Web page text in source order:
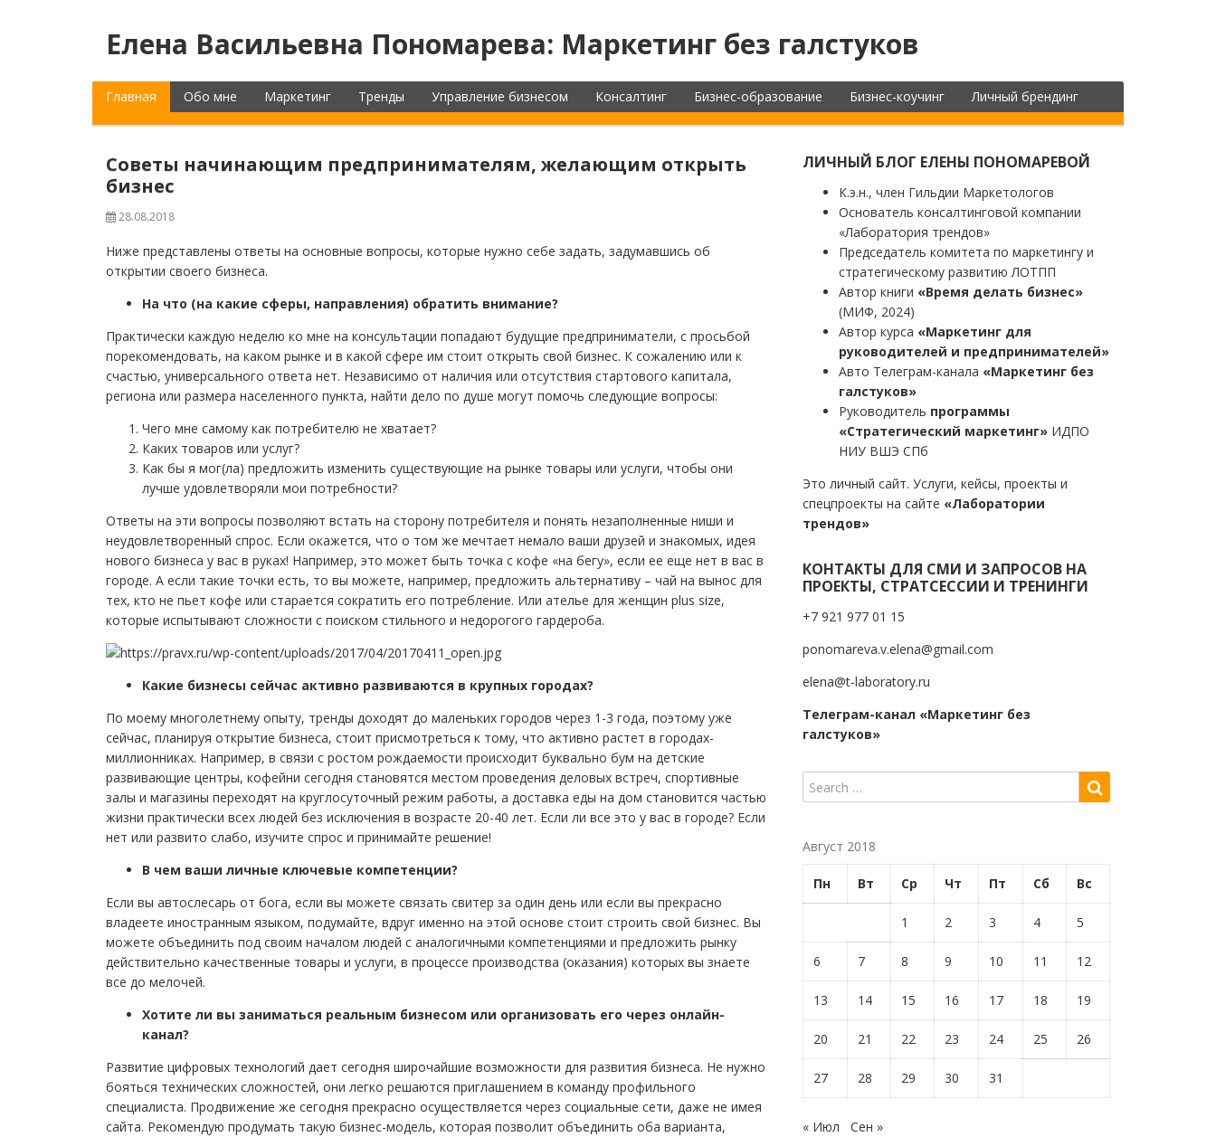
Елена Васильевна Пономарева: Маркетинг без галстуков
Главная Обо мне Маркетинг Тренды Управление бизнесом Консалтинг Бизнес-образование Бизнес-коучинг Личный брендинг
Советы начинающим предпринимателям, желающим открыть
бизнес
28.08.2018
Ниже представлены ответы на основные вопросы, которые нужно себе задать, задумавшись об
открытии своего бизнеса.
На что (на какие сферы, направления) обратить внимание?
Практически каждую неделю ко мне на консультации попадают будущие предприниматели, с просьбой
порекомендовать, на каком рынке и в какой сфере им стоит открыть свой бизнес. К сожалению или к
счастью, универсального ответа нет. Независимо от наличия или отсутствия стартового капитала,
региона или размера населенного пункта, найти дело по душе могут помочь следующие вопросы:
Чего мне самому как потребителю не хватает?
Каких товаров или услуг?
Как бы я мог(ла) предложить изменить существующие на рынке товары или услуги, чтобы они
лучше удовлетворяли мои потребности?
Ответы на эти вопросы позволяют встать на сторону потребителя и понять незаполненные ниши и
неудовлетворенный спрос. Если окажется, что о том же мечтает немало ваши друзей и знакомых, идея
нового бизнеса у вас в руках! Например, это может быть точка с кофе «на бегу», если ее еще нет в вас в
городе. А если такие точки есть, то вы можете, например, предложить альтернативу – чай на вынос для
тех, кто не пьет кофе или старается сократить его потребление. Или ателье для женщин plus size,
которые испытывают сложности с поиском стильного и недорогого гардероба.
Какие бизнесы сейчас активно развиваются в крупных городах?
По моему многолетнему опыту, тренды доходят до маленьких городов через 1-3 года, поэтому уже
сейчас, планируя открытие бизнеса, стоит присмотреться к тому, что активно растет в городах-
миллионниках. Например, в связи с ростом рождаемости происходит буквально бум на детские
развивающие центры, кофейни сегодня становятся местом проведения деловых встреч, спортивные
залы и магазины переходят на круглосуточный режим работы, а доставка еды на дом становится частью
жизни практически всех людей без исключения в возрасте 20-40 лет. Если ли все это у вас в городе? Если
нет или развито слабо, изучите спрос и принимайте решение!
В чем ваши личные ключевые компетенции?
Если вы автослесарь от бога, если вы можете связать свитер за один день или если вы прекрасно
владеете иностранным языком, подумайте, вдруг именно на этой основе стоит строить свой бизнес. Вы
можете объединить под своим началом людей с аналогичными компетенциями и предложить рынку
действительно качественные товары и услуги, в процессе производства (оказания) которых вы знаете
все до мелочей.
Хотите ли вы заниматься реальным бизнесом или организовать его через онлайн-
канал?
Развитие цифровых технологий дает сегодня широчайшие возможности для развития бизнеса. Не нужно
бояться технических сложностей, они легко решаются приглашением в команду профильного
специалиста. Продвижение же сегодня прекрасно осуществляется через социальные сети, даже не имея
сайта. Рекомендую продумать такую бизнес-модель, которая позволит объединить оба варианта,
ЛИЧНЫЙ БЛОГ ЕЛЕНЫ ПОНОМАРЕВОЙ
К.э.н., член Гильдии Маркетологов
Основатель консалтинговой компании
«Лаборатория трендов»
Председатель комитета по маркетингу и
стратегическому развитию ЛОТПП
Автор книги «Время делать бизнес»
(МИФ, 2024)
Автор курса «Маркетинг для
руководителей и предпринимателей»
Авто Телеграм-канала «Маркетинг без
галстуков»
Руководитель программы
«Стратегический маркетинг» ИДПО
НИУ ВШЭ СПб
Это личный сайт. Услуги, кейсы, проекты и
спецпроекты на сайте «Лаборатории
трендов»
КОНТАКТЫ ДЛЯ СМИ И ЗАПРОСОВ НА
ПРОЕКТЫ, СТРАТСЕССИИ И ТРЕНИНГИ
+7 921 977 01 15
ponomareva.v.elena@gmail.com
elena@t-laboratory.ru
Телеграм-канал «Маркетинг без
галстуков»
Август 2018
Пн Вт Ср Чт Пт Сб Вс
1 2 3 4 5
6 7 8 9 10 11 12
13 14 15 16 17 18 19
20 21 22 23 24 25 26
27 28 29 30 31
« Июл Сен »